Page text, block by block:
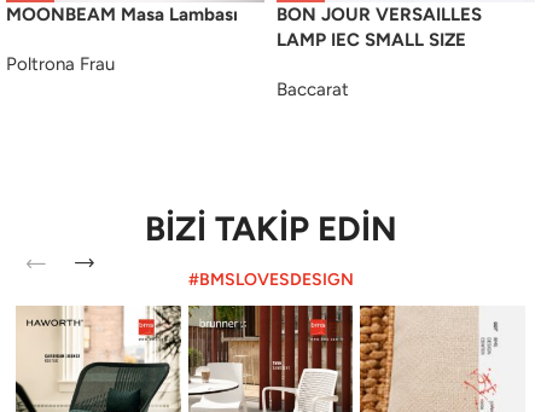
MOONBEAM Masa Lambası
Poltrona Frau
BON JOUR VERSAILLES
LAMP IEC SMALL SIZE
Baccarat
BİZİ TAKİP EDİN
#BMSLOVESDESIGN